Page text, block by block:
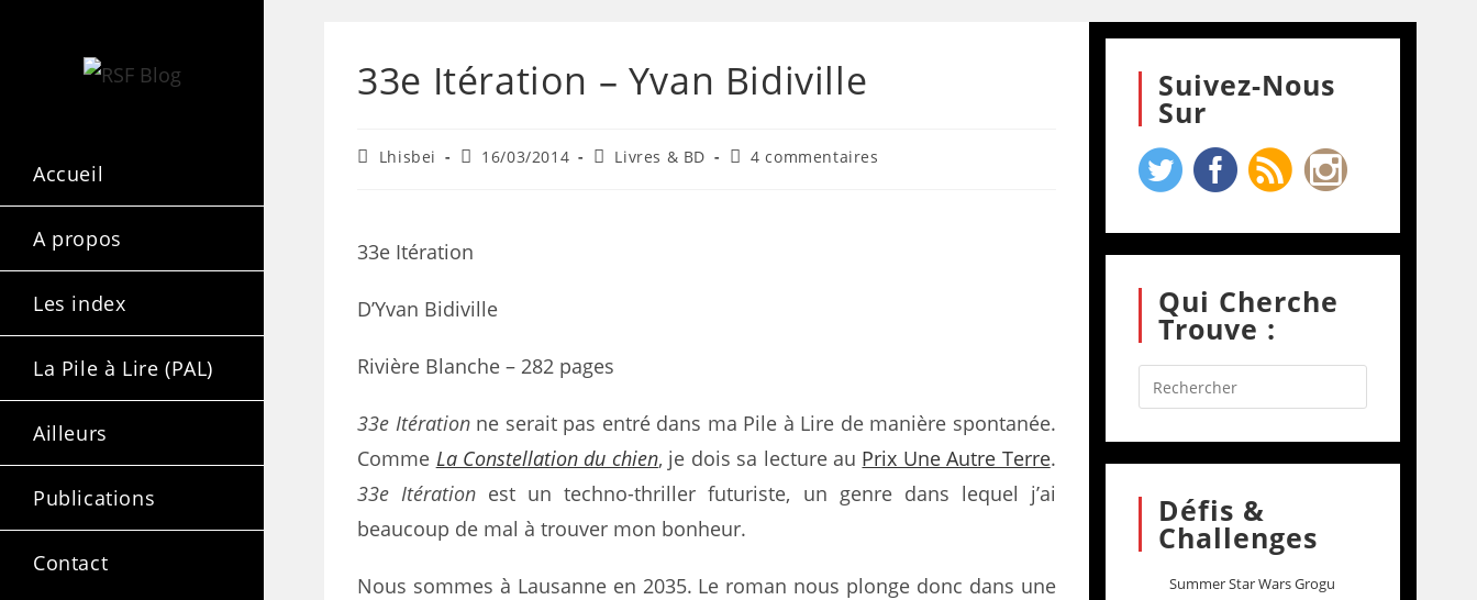
Accueil
A propos
Les index
La Pile à Lire (PAL)
Ailleurs
Publications
Contact
33e Itération – Yvan Bidiville
Lhisbei 16/03/2014 Livres & BD 4 commentaires
33e Itération
D’Yvan Bidiville
Rivière Blanche – 282 pages
33e Itérationne serait pas entré dans ma Pile à Lire de manière spontanée.
Comme La Constellation du chien, je dois sa lecture au Prix Une Autre Terre.
33e Itération est un techno-thriller futuriste, un genre dans lequel j’ai
beaucoup de mal à trouver mon bonheur.
Nous sommes à Lausanne en 2035. Le roman nous plonge donc dans une
Suivez-Nous
Sur
Qui Cherche
Trouve :
Défis &
Challenges
Summer Star Wars Grogu